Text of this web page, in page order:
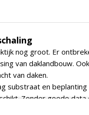
nog groot. Er
van daklandbouw.
van daken.
substraat en
Zonder goede